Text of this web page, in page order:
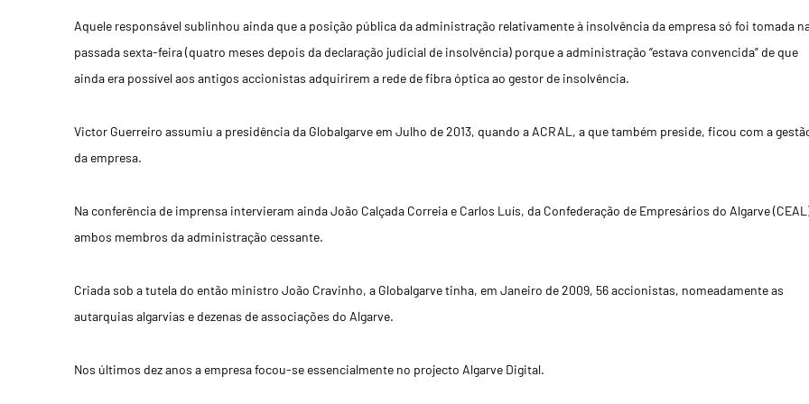
Aquele responsável sublinhou ainda que a posição pública da administração relativamente à insolvência da empresa só foi tomada
passada sexta-feira (quatro meses depois da declaração judicial de insolvência) porque a administração “estava convencida” de que
ainda era possível aos antigos accionistas adquirirem a rede de fibra óptica ao gestor de insolvência.
Victor Guerreiro assumiu a presidência da Globalgarve em Julho de 2013, quando a ACRAL, a que também preside, ficou com a
da empresa.
Na conferência de imprensa intervieram ainda João Calçada Correia e Carlos Luís, da Confederação de Empresários do Algarve
ambos membros da administração cessante.
Criada sob a tutela do então ministro João Cravinho, a Globalgarve tinha, em Janeiro de 2009, 56 accionistas, nomeadamente as
autarquias algarvias e dezenas de associações do Algarve.
Nos últimos dez anos a empresa focou-se essencialmente no projecto Algarve Digital.